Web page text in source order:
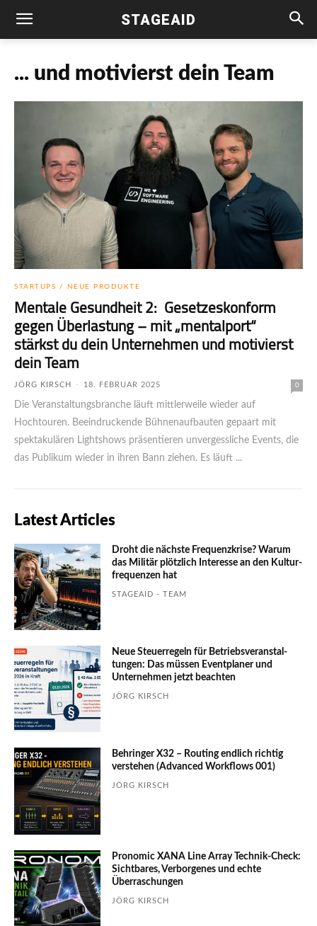
STAGEAID
... und motivierst dein Team
STARTUPS / NEUE PRODUKTE
Mentale Gesundheit 2: Gesetzeskonform
gegen Überlastung – mit „mental­port“
stärkst du dein Unter­nehmen und motivierst
dein Team
JÖRG KIRSCH - 18. FEBRUAR 2025 0
Die Veranstaltungsbranche läuft mittlerweile wieder auf
Hochtouren. Beeindruckende Bühnenaufbauten gepaart mit
spektakulären Lightshows präsentieren unvergessliche Events, die
das Publikum wieder in ihren Bann ziehen. Es läuft ...
Latest Articles
Droht die nächste Frequenzkrise? Warum
das Mili­tär plötzlich Inte­resse an den Kultur­
fre­quen­zen hat
STAGEAID - TEAM
Neue Steuerregeln für Betriebs­ver­an­stal­
tungen: Das müssen Event­planer und
Unter­nehmen jetzt beachten
JÖRG KIRSCH
Behringer X32 – Routing endlich richtig
verstehen (Advanced Workflows 001)
JÖRG KIRSCH
Pronomic XANA Line Array Technik-Check:
Sichtbares, Verborgenes und echte
Überraschungen
JÖRG KIRSCH